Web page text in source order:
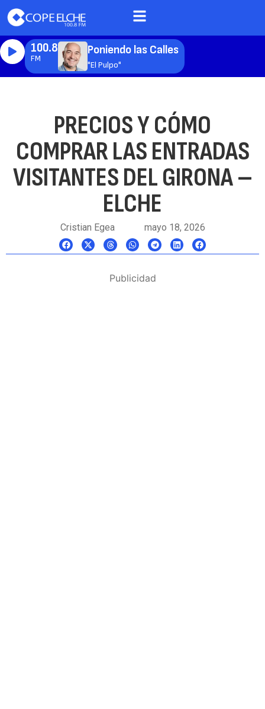
100.8
FM
Poniendo las Calles
"El Pulpo"
PRECIOS Y CÓMO
COMPRAR LAS ENTRADAS
VISITANTES DEL GIRONA –
ELCHE
Cristian Egea mayo 18, 2026
Publicidad